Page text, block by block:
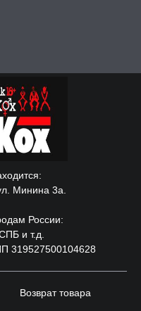
Минина 3а.
России:
и т.д.
319527500104628
Возврат товара